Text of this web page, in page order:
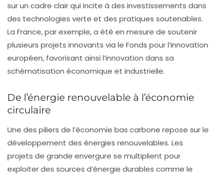
sur un cadre clair qui incite à des investissements dans
des technologies verte et des pratiques soutenables.
La France, par exemple, a été en mesure de soutenir
plusieurs projets innovants via le Fonds pour l’innovation
européen, favorisant ainsi l’innovation dans sa
schématisation économique et industrielle.
De l’énergie renouvelable à l’économie
circulaire
Une des piliers de l’économie bas carbone repose sur le
développement des énergies renouvelables. Les
projets de grande envergure se multiplient pour
exploiter des sources d’énergie durables comme le